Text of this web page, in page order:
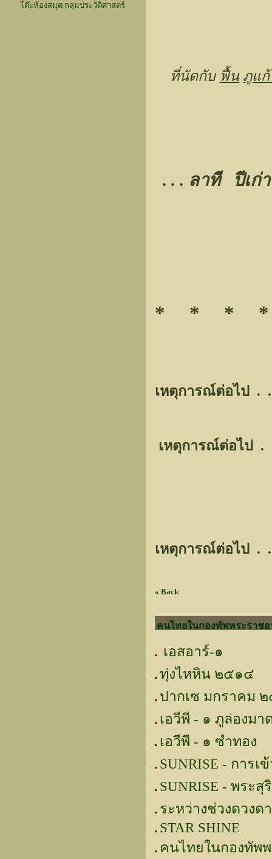
โต๊ะห้องสมุด กลุ่มประวัติศาสตร์
ที่นัดกับ ฟื้น ภูแก้
. . . ลาที ปีเ
* * *
เหตุการณ์ต่อไป .
เหตุการณ์ต่อไป
เหตุการณ์ต่อไป .
« Back
คนไทยในกองทัพพระราช
เอสอาร์-๑
ทุ่งไหหิน ๒๕๑๔
ปากเซ มกราคม
เอวีพี - ๑ ภูล่องม
เอวีพี - ๑ ซำทอง
SUNRISE - การ
SUNRISE - พระ
ระหว่างช่วงดวงด
STAR SHINE
คนไทยในกองทัพ